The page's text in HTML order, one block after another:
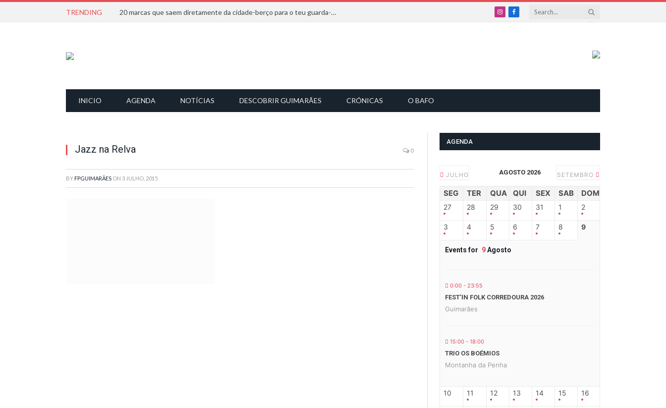
TRENDING 20 marcas que saem diretamente da cidade-berço para o teu guarda-roupa
InstagramFacebook
INICIO AGENDA NOTÍCIAS DESCOBRIR GUIMARÃES CRÓNICAS O BAFO
Jazz na Relva 0
BY FPGUIMARÃES ON 3 JULHO, 2015
AGENDA
JULHO AGOSTO 2026 SETEMBRO
SEG TER QUA QUI SEX SAB DOM
27 28 29 30 31 1 2
3 4 5 6 7 8 9
Events for 9Agosto
0:00 - 23:55
FEST’IN FOLK CORREDOURA 2026
Guimarães
15:00 - 18:00
TRIO OS BOÉMIOS
Montanha da Penha
10 11 12 13 14 15 16